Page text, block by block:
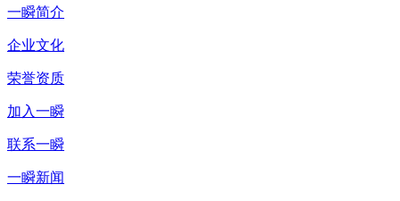
一瞬简介
企业文化
荣誉资质
加入一瞬
联系一瞬
一瞬新闻